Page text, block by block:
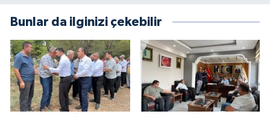
Bunlar da ilginizi çekebilir